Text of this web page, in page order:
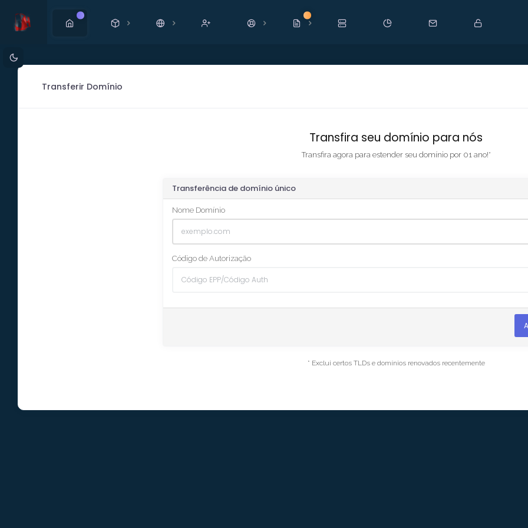
Novo Novo
Transferir Domínio
Transfira seu domínio para nós
Transfira agora para estender seu domínio por 01 ano!*
Transferência de domínio único
Nome Domínio
Código de Autorização
* Exclui certos TLDs e domínios renovados recentemente